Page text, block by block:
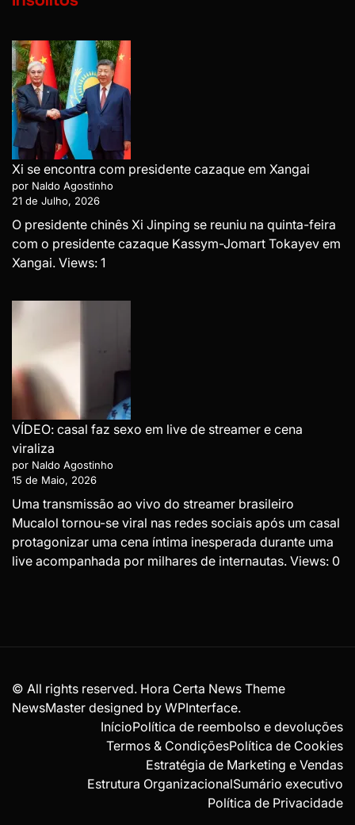
Xi se encontra com presidente cazaque em Xangai
por Naldo Agostinho
21 de Julho, 2026
O presidente chinês Xi Jinping se reuniu na quinta-feira
com o presidente cazaque Kassym-Jomart Tokayev em
Xangai. Views: 1
VÍDEO: casal faz sexo em live de streamer e cena
viraliza
por Naldo Agostinho
15 de Maio, 2026
Uma transmissão ao vivo do streamer brasileiro
Mucalol tornou-se viral nas redes sociais após um casal
protagonizar uma cena íntima inesperada durante uma
live acompanhada por milhares de internautas. Views: 0
© All rights reserved. Hora Certa News Theme
NewsMaster designed by WPInterface.
InícioPolítica de reembolso e devoluções
Termos & CondiçõesPolítica de Cookies
Estratégia de Marketing e Vendas
Estrutura OrganizacionalSumário executivo
Política de Privacidade